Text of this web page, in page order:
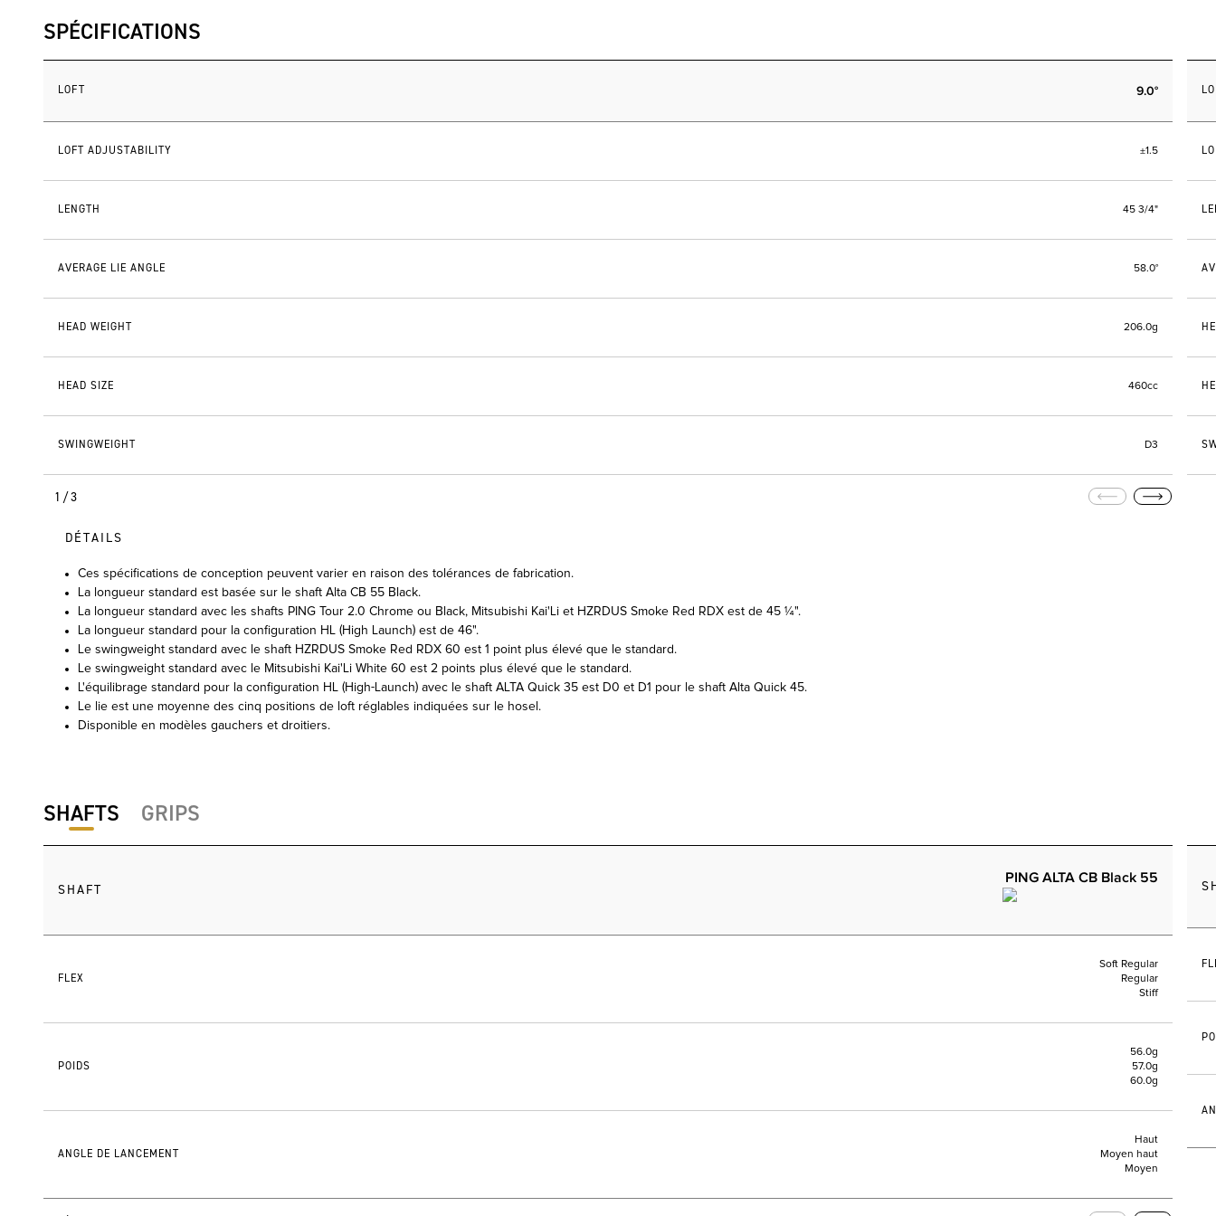
SPÉCIFICATIONS
LOFT 9.0°
LOFT ADJUSTABILITY ±1.5
LENGTH 45 3/4"
AVERAGE LIE ANGLE 58.0°
HEAD WEIGHT 206.0g
HEAD SIZE 460cc
SWINGWEIGHT D3
1/3
DÉTAILS
Ces spécifications de conception peuvent varier en raison des tolérances de fabrication.
La longueur standard est basée sur le shaft Alta CB 55 Black.
La longueur standard avec les shafts PING Tour 2.0 Chrome ou Black, Mitsubishi Kai'Li et HZRDUS Smoke Red RDX est de 45 ¼".
La longueur standard pour la configuration HL (High Launch) est de 46".
Le swingweight standard avec le shaft HZRDUS Smoke Red RDX 60 est 1 point plus élevé que le standard.
Le swingweight standard avec le Mitsubishi Kai'Li White 60 est 2 points plus élevé que le standard.
L'équilibrage standard pour la configuration HL (High-Launch) avec le shaft ALTA Quick 35 est D0 et D1 pour le shaft Alta Quick 45.
Le lie est une moyenne des cinq positions de loft réglables indiquées sur le hosel.
Disponible en modèles gauchers et droitiers.
SHAFTS GRIPS
SHAFT
PING ALTA CB Black 55
FLEX
Soft Regular
Regular
Stiff
POIDS
56.0g
57.0g
60.0g
ANGLE DE LANCEMENT
Haut
Moyen haut
Moyen